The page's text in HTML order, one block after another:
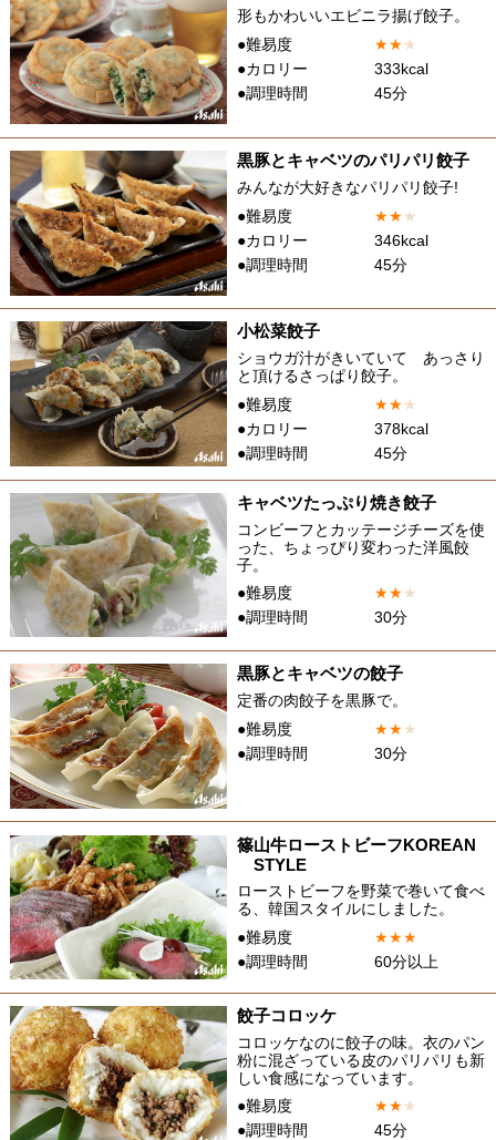
形もかわいいエビニラ揚げ餃子。
●難易度
★★★
●カロリー
333kcal
●調理時間
45分
黒豚とキャベツのパリパリ餃子
みんなが大好きなパリパリ餃子!
●難易度
★★★
●カロリー
346kcal
●調理時間
45分
小松菜餃子
ショウガ汁がきいていて あっさり
と頂けるさっぱり餃子。
●難易度
★★★
●カロリー
378kcal
●調理時間
45分
キャベツたっぷり焼き餃子
コンビーフとカッテージチーズを使
った、ちょっぴり変わった洋風餃
子。
●難易度
★★★
●調理時間
30分
黒豚とキャベツの餃子
定番の肉餃子を黒豚で。
●難易度
★★★
●調理時間
30分
篠山牛ローストビーフKOREAN
STYLE
ローストビーフを野菜で巻いて食べ
る、韓国スタイルにしました。
●難易度
★★★
●調理時間
60分以上
餃子コロッケ
コロッケなのに餃子の味。衣のパン
粉に混ざっている皮のパリパリも新
しい食感になっています。
●難易度
★★★
●調理時間
45分